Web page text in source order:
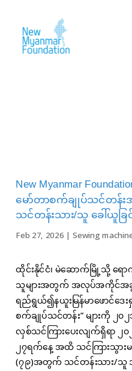
New Myanmar
မော်တာစက်ချုပ်သင်တန်
သင်တန်းသား/သူ ခေါ်ယူခြ
Feb 27, 2026|Sewing
ထိုင်းနိုင်ငံ၊ မဲဆောက်မြို့သို့ ရော
သူများအတွက် အလုပ်အကိုင်အခွ
ရည်ရွယ်၍နယူးမြန်မာဖောင်ဒေး
စက်ချုပ်သင်တန်း” များကို ၂၀
လှစ်သင်ကြားပေးလျက်ရှိရာ ၂
၂၇ရက်နေ့ အထိ သင်ကြားသွာ
(၇၉)အတွက် သင်တန်းသား/သူ